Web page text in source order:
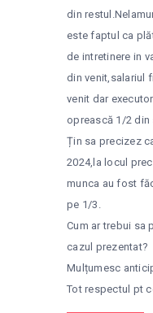
din
este faptul ca
de intretinere in
din venit,salariul
venit dar
oprească 1/2 din
Țin sa precizez
2024,la locul
munca au fost
pe 1/3.
Cum ar trebui sa
cazul prezentat?
Mulțumesc
Tot respectul pt